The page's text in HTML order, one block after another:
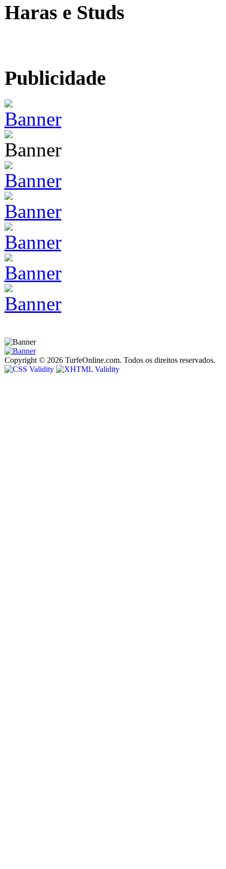
Haras e Studs
Publicidade
Copyright © 2026 TurfeOnline.com. Todos os direitos reservados.